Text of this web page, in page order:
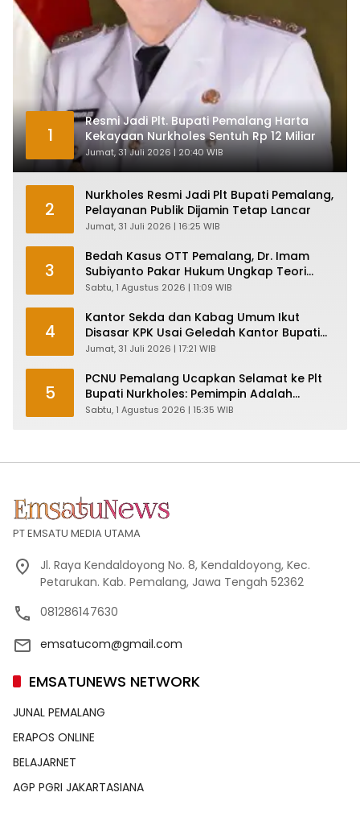
1
Resmi Jadi Plt. Bupati Pemalang Harta
Kekayaan Nurkholes Sentuh Rp 12 Miliar
Jumat, 31 Juli 2026 | 20:40 WIB
2
Nurkholes Resmi Jadi Plt Bupati Pemalang,
Pelayanan Publik Dijamin Tetap Lancar
Jumat, 31 Juli 2026 | 16:25 WIB
3
Bedah Kasus OTT Pemalang, Dr. Imam
Subiyanto Pakar Hukum Ungkap Teori
Penyertaan KPK
Sabtu, 1 Agustus 2026 | 11:09 WIB
4
Kantor Sekda dan Kabag Umum Ikut
Disasar KPK Usai Geledah Kantor Bupati
Pemalang
Jumat, 31 Juli 2026 | 17:21 WIB
5
PCNU Pemalang Ucapkan Selamat ke Plt
Bupati Nurkholes: Pemimpin Adalah
Pelayan Rakyat!
Sabtu, 1 Agustus 2026 | 15:35 WIB
PT EMSATU MEDIA UTAMA
Jl. Raya Kendaldoyong No. 8, Kendaldoyong, Kec.
Petarukan. Kab. Pemalang, Jawa Tengah 52362
081286147630
emsatucom@gmail.com
EMSATUNEWS NETWORK
JUNAL PEMALANG
ERAPOS ONLINE
BELAJARNET
AGP PGRI JAKARTASIANA